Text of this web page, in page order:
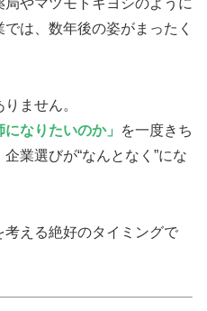
やマツモトキヨシのように
は、数年後の姿がまったく
ません。
なりたいのか」
を一度きち
業選びが“なんとなく”にな
える絶好のタイミングで